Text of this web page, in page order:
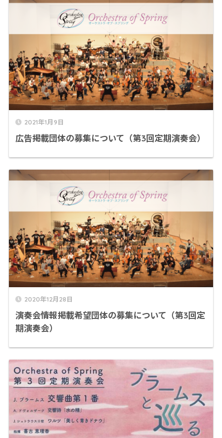
2021年1月9日
広告掲載団体の募集について（第3回定期演奏会）
2020年12月28日
演奏会情報掲載希望団体の募集について（第3回定
期演奏会）